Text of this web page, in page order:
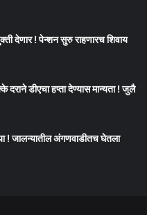
देणार ! पेन्शन सुरु राहणारच शिवाय
दराने डीएचा हप्ता देण्यास मान्यता ! जुलै
जालन्यातील अंगणवाडीतच घेतला